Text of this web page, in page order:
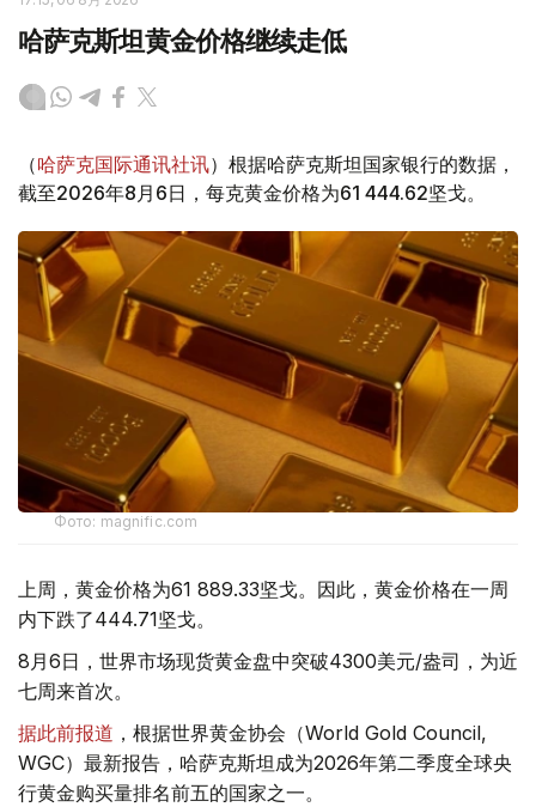
哈萨克斯坦黄金价格继续走低
（哈萨克国际通讯社讯）根据哈萨克斯坦国家银行的数据，
截至2026年8月6日，每克黄金价格为61 444.62坚戈。
Фото: magnific.com
上周，黄金价格为61 889.33坚戈。因此，黄金价格在一周
内下跌了444.71坚戈。
8月6日，世界市场现货黄金盘中突破4300美元/盎司，为近
七周来首次。
据此前报道 ，根据世界黄金协会（World Gold Council,
WGC）最新报告，哈萨克斯坦成为2026年第二季度全球央
行黄金购买量排名前五的国家之一。